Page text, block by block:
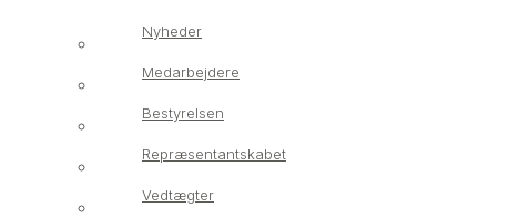
Nyheder
Medarbejdere
Bestyrelsen
Repræsentantskabet
Vedtægter
Om os
Vores værdier
Nyheder
Medarbejdere
Bestyrelsen